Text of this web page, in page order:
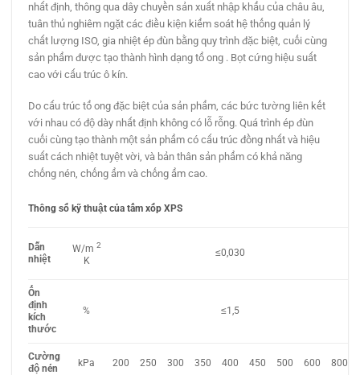
nhất định, thông qua dây chuyền sản xuất nhập khẩu của châu âu,
tuân thủ nghiêm ngặt các điều kiện kiểm soát hệ thống quản lý
chất lượng ISO, gia nhiệt ép đùn bằng quy trình đặc biệt, cuối cùng
sản phẩm được tạo thành hình dạng tổ ong . Bọt cứng hiệu suất
cao với cấu trúc ô kín.
Do cấu trúc tổ ong đặc biệt của sản phẩm, các bức tường liên kết
với nhau có độ dày nhất định không có lỗ rỗng. Quá trình ép đùn
cuối cùng tạo thành một sản phẩm có cấu trúc đồng nhất và hiệu
suất cách nhiệt tuyệt vời, và bản thân sản phẩm có khả năng
chống nén, chống ẩm và chống ẩm cao.
Thông số kỹ thuật của tấm xốp XPS
Dẫn
nhiệt
W/m 2
K
≤0,030
Ổn
định
kích
thước
% ≤1,5
Cường
độ nén
kPa 200 250 300 350 400 450 500 600 800